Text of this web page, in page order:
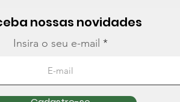
nossas novidades
Insira o seu e-mail